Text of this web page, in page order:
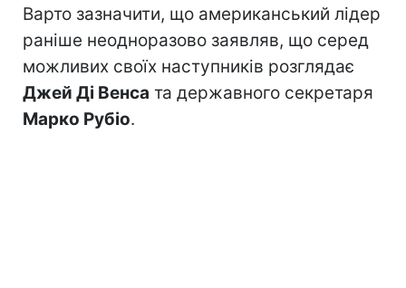
Варто зазначити, що американський лідер
раніше неодноразово заявляв, що серед
можливих своїх наступників розглядає
Джей Ді Венса та державного секретаря
Марко Рубіо.